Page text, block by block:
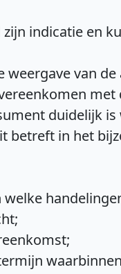
indicatie en
van
duidelijk
betreft in het